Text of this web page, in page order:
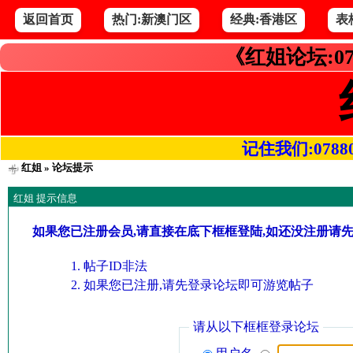
返回首页 热门:新澳门区 经典:香港区 表
《红姐论坛
记住我们
红姐» 论坛提示
红姐 提示信息
如果您已注册会员,请直接在底下框框登陆,如还没注册请
帖子ID非法
如果您已注册,请先登录论坛即可游览帖子
请从以下框框登录论坛